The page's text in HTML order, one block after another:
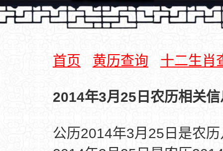
首页 黄历查询 十二生肖
2014年3月25日农历相关
公历2014年3月25日是农